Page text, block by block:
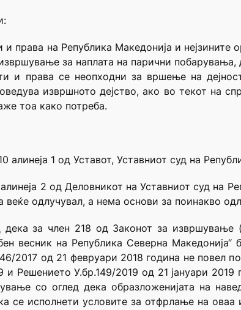
и права на Република Македонија и нејзините
за наплата на парични
и права се неопходни за вршење на
извршното дејство, ако во текот на
тоа како потреба.
алинеја 1 од Уставот, Уставниот суд на
2 од Деловникот на Уставниот суд на
веќе одлучувал, а нема основи за поинакво
дека за член 218 од Законот за извршување
весник на Република Северна
2017 од 21 февруари 2018 година не повел
и Решението У.бр.149/2019 од 21 јануари
со оглед дека образложенијата на
се исполнети условите за отфрлање на